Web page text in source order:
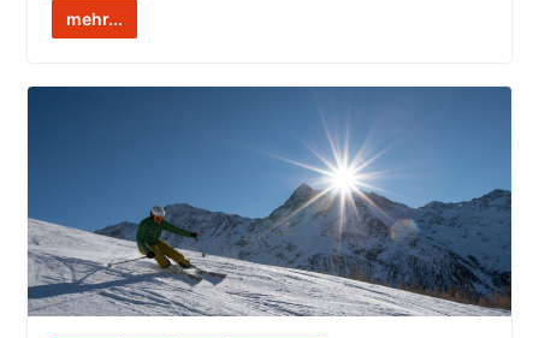
mehr...